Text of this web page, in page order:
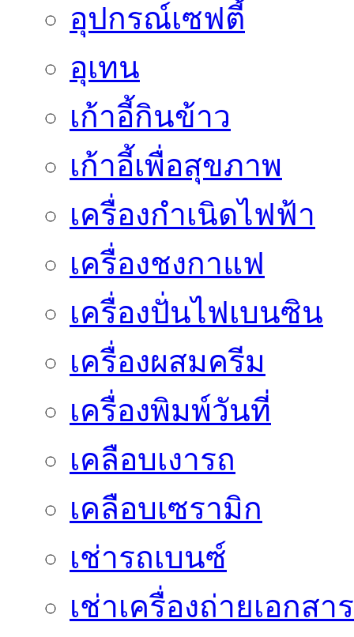
อุปกรณ์เซฟตี้
อุเทน
เก้าอี้กินข้าว
เก้าอี้เพื่อสุขภาพ
เครื่องกำเนิดไฟฟ้า
เครื่องชงกาแฟ
เครื่องปั่นไฟเบนซิน
เครื่องผสมครีม
เครื่องพิมพ์วันที่
เคลือบเงารถ
เคลือบเซรามิก
เช่ารถเบนซ์
เช่าเครื่องถ่ายเอกสาร